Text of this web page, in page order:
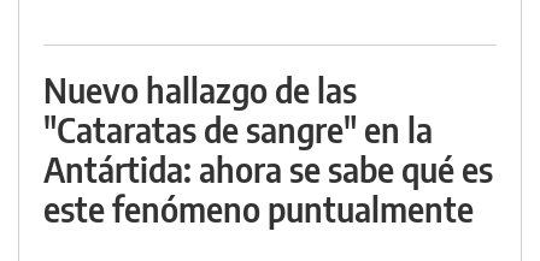
Nuevo hallazgo de las
"Cataratas de sangre" en la
Antártida: ahora se sabe qué es
este fenómeno puntualmente